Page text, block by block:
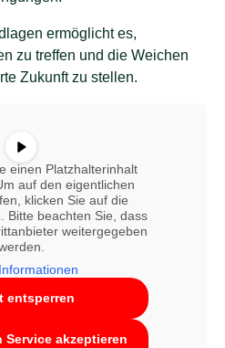
ermöglicht es,
zu treffen und die Weichen
Zukunft zu stellen.
einen Platzhalterinhalt
auf den eigentlichen
klicken Sie auf die
Bitte beachten Sie, dass
weitergegeben
entsperren
Service akzeptieren